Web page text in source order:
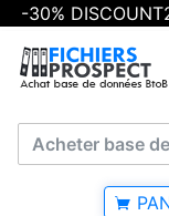
-30%